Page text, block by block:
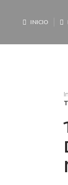
INICIO